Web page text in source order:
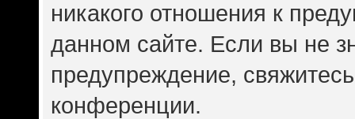
никакого отношения к
данном сайте. Если вы не
предупреждение,
конференции.